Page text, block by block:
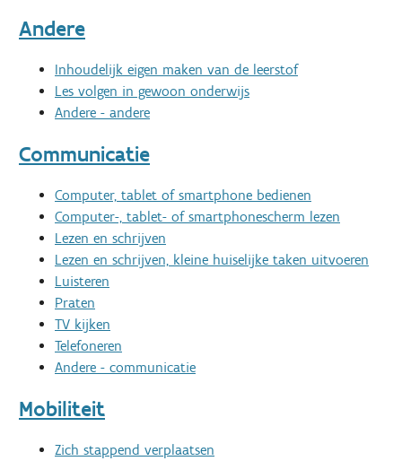
Andere
Inhoudelijk eigen maken van de leerstof
Les volgen in gewoon onderwijs
Andere - andere
Communicatie
Computer, tablet of smartphone bedienen
Computer-, tablet- of smartphonescherm lezen
Lezen en schrijven
Lezen en schrijven, kleine huiselijke taken uitvoeren
Luisteren
Praten
TV kijken
Telefoneren
Andere - communicatie
Mobiliteit
Zich stappend verplaatsen